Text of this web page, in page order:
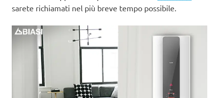
sarete richiamati nel più breve tempo possibile.